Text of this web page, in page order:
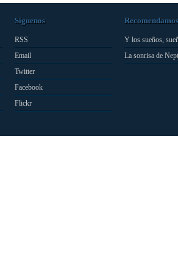
Síguenos
RSS
Email
Twitter
Facebook
Flickr
Recomendamos
Y los sueños,
La sonrisa de